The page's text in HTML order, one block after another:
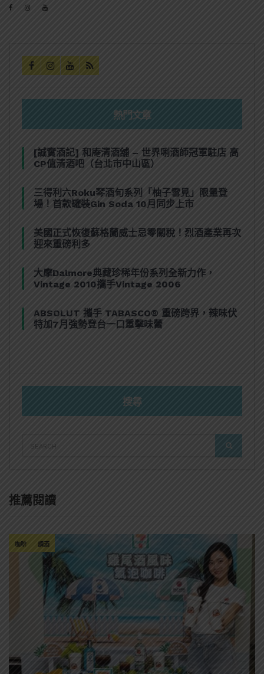
熱門文章
[誠實酒記] 和庵清酒舖 – 世界唎酒師冠軍駐店 高
CP值清酒吧（台北市中山區）
三得利六Roku琴酒旬系列「柚子雪見」限量登
場！首款罐裝Gin Soda 10月同步上市
美國正式恢復蘇格蘭威士忌零關稅！烈酒產業再次
迎來重磅利多
大摩Dalmore典藏珍稀年份系列全新力作，
Vintage 2010攜手Vintage 2006
ABSOLUT 攜手 TABASCO® 重磅跨界，辣味伏
特加7月強勢登台一口重擊味蕾
搜尋
FOR:
推薦閱讀
咖啡 調酒